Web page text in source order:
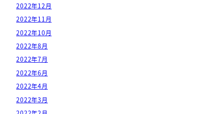
2022年12月
2022年11月
2022年10月
2022年8月
2022年7月
2022年6月
2022年4月
2022年3月